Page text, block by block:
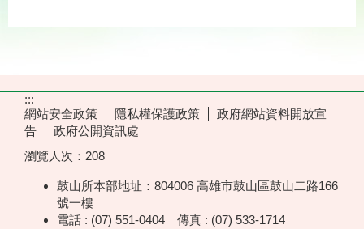
:::
網站安全政策
隱私權保護政策
政府網站資料開放宣
告
政府公開資訊處
瀏覽人次： 208
鼓山所本部地址：804006 高雄市鼓山區鼓山二路166
號一樓
電話 : (07) 551-0404｜傳真 : (07) 533-1714